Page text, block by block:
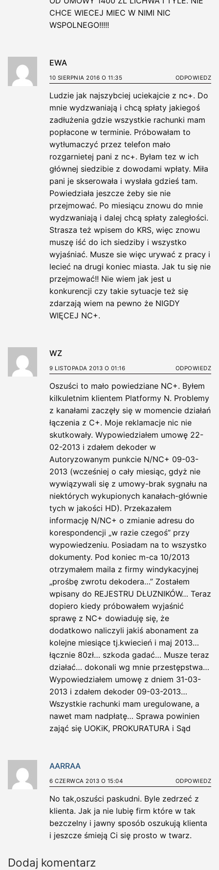
CHCE WIECEJ MIEC W NIMI NIC
WSPOLNEGO!!!!!
EWA
10 SIERPNIA 2016 O 11:35 ODPOWIEDZ
Ludzie jak najszybciej uciekajcie z nc+. Do
mnie wydzwaniają i chcą spłaty jakiegoś
zadłużenia gdzie wszystkie rachunki mam
popłacone w terminie. Próbowałam to
wytłumaczyć przez telefon mało
rozgarnietej pani z nc+. Byłam tez w ich
głównej siedzibie z dowodami wpłaty. Miła
pani je skserowała i wysłała gdzieś tam.
Powiedziała jeszcze żeby sie nie
przejmować. Po miesiącu znowu do mnie
wydzwaniają i dalej chcą spłaty zaległości.
Strasza też wpisem do KRS, więc znowu
muszę iść do ich siedziby i wszystko
wyjaśniać. Musze sie więc urywać z pracy i
lecieć na drugi koniec miasta. Jak tu się nie
przejmować!! Nie wiem jak jest u
konkurencji czy takie sytuacje też się
zdarzają wiem na pewno że NIGDY
WIĘCEJ NC+.
WZ
9 LISTOPADA 2013 O 01:16 ODPOWIEDZ
Oszuści to mało powiedziane NC+. Byłem
kilkuletnim klientem Platformy N. Problemy
z kanałami zaczęły się w momencie działań
łączenia z C+. Moje reklamacje nic nie
skutkowały. Wypowiedziałem umowę 22-
02-2013 i zdałem dekoder w
Autoryzowanym punkcie N/NC+ 09-03-
2013 (wcześniej o cały miesiąc, gdyż nie
wywiązywali się z umowy-brak sygnału na
niektórych wykupionych kanałach-głównie
tych w jakości HD). Przekazałem
informację N/NC+ o zmianie adresu do
korespondencji „w razie czegoś” przy
wypowiedzeniu. Posiadam na to wszystko
dokumenty. Pod koniec m-ca 10/2013
otrzymałem maila z firmy windykacyjnej
„prośbę zwrotu dekodera…” Zostałem
wpisany do REJESTRU DŁUZNIKÓW… Teraz
dopiero kiedy próbowałem wyjaśnić
sprawę z NC+ dowiaduję się, że
dodatkowo naliczyli jakiś abonament za
kolejne miesiące tj.kwiecień i maj 2013…
łącznie 80zł… szkoda gadać… Musze teraz
działać… dokonali wg mnie przestępstwa…
Wypowiedziałem umowę z dniem 31-03-
2013 i zdałem dekoder 09-03-2013…
Wszystkie rachunki mam uregulowane, a
nawet mam nadpłatę… Sprawa powinien
zająć się UOKiK, PROKURATURA i Sąd
AARRAA
6 CZERWCA 2013 O 15:04 ODPOWIEDZ
No tak,oszuści paskudni. Byle zedrzeć z
klienta. Jak ja nie lubię firm które w tak
bezczelny i jawny sposób oszukują klienta
i jeszcze śmieją Ci się prosto w twarz.
Dodaj komentarz